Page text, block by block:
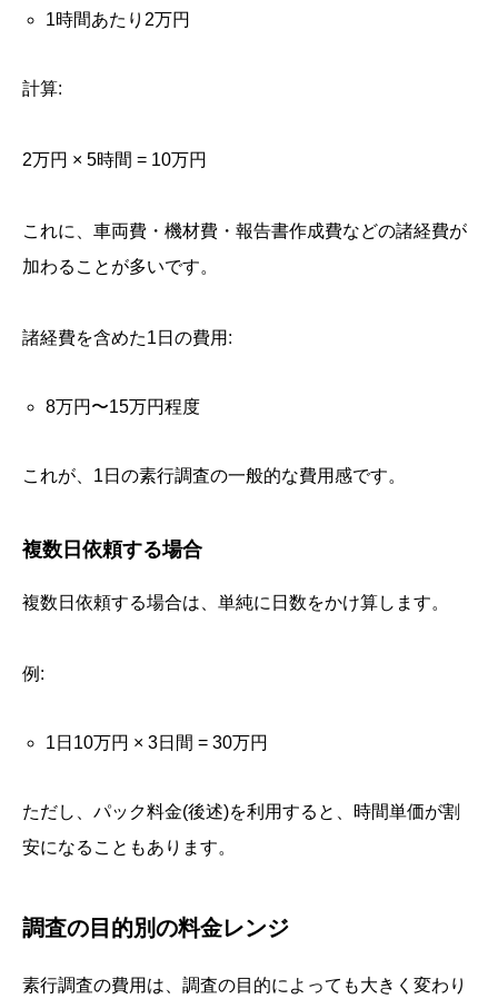
1時間あたり2万円
計算:
2万円 × 5時間 = 10万円
これに、車両費・機材費・報告書作成費などの諸経費が
加わることが多いです。
諸経費を含めた1日の費用:
8万円〜15万円程度
これが、1日の素行調査の一般的な費用感です。
複数日依頼する場合
複数日依頼する場合は、単純に日数をかけ算します。
例:
1日10万円 × 3日間 = 30万円
ただし、パック料金(後述)を利用すると、時間単価が割
安になることもあります。
調査の目的別の料金レンジ
素行調査の費用は、調査の目的によっても大きく変わり